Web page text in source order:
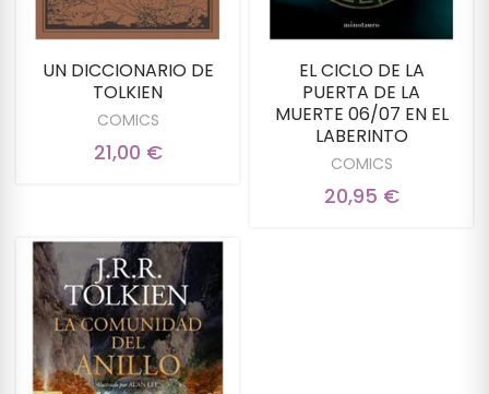
UN DICCIONARIO DE
TOLKIEN
COMICS
21,00 €
EL CICLO DE LA
PUERTA DE LA
MUERTE 06/07 EN EL
LABERINTO
COMICS
20,95 €